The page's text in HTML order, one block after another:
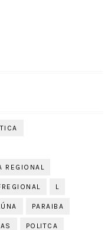
REGIONAL
L
PARAIBA
POLITCA